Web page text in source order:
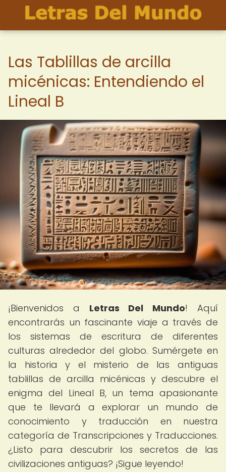
Las Tablillas de arcilla
micénicas: Entendiendo el
Lineal B
¡Bienvenidos a Letras Del Mundo! Aquí
encontrarás un fascinante viaje a través de
los sistemas de escritura de diferentes
culturas alrededor del globo. Sumérgete en
la historia y el misterio de las antiguas
tablillas de arcilla micénicas y descubre el
enigma del Lineal B, un tema apasionante
que te llevará a explorar un mundo de
conocimiento y traducción en nuestra
categoría de Transcripciones y Traducciones.
¿Listo para descubrir los secretos de las
civilizaciones antiguas? ¡Sigue leyendo!